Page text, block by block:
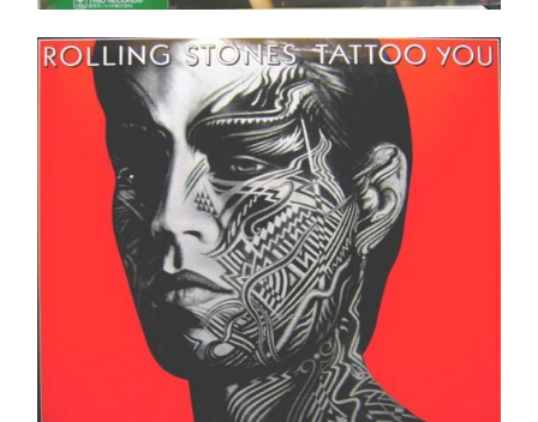
Rolling Stones – Tattoo You LP _ Pressing Quality
Records _ 1981
Ajouter au panier